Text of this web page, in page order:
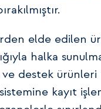
elde edilen
halka
ve destek
kayıt